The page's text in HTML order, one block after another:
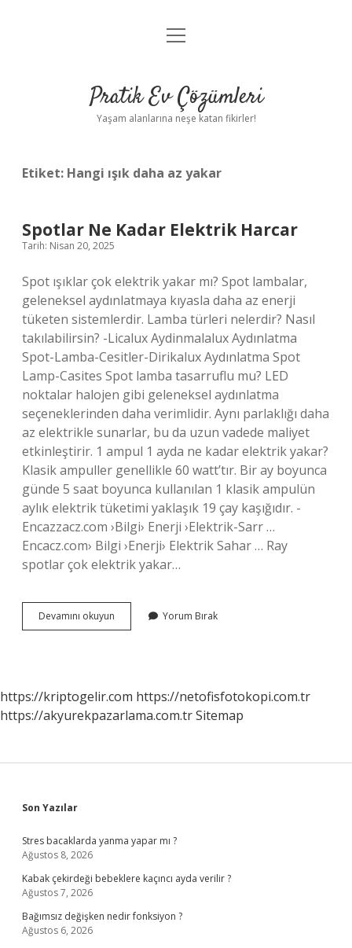
Anasayfa
Yasal Uyarı
menüyü
Pratik Ev Çözümleri
Yaşam alanlarına neşe katan fikirler!
Etiket: Hangi ışık daha az yakar
Spotlar Ne Kadar Elektrik Harcar
Tarih: Nisan 20, 2025
Spot ışıklar çok elektrik yakar mı? Spot lambalar,
geleneksel aydınlatmaya kıyasla daha az enerji
tüketen sistemlerdir. Lamba türleri nelerdir? Nasıl
takılabilirsin? -Licalux Aydinmalalux Aydınlatma
Spot-Lamba-Cesitler-Dirikalux Aydınlatma Spot
Lamp-Casites Spot lamba tasarruflu mu? LED
noktalar halojen gibi geleneksel aydınlatma
seçeneklerinden daha verimlidir. Aynı parlaklığı daha
az elektrikle sunarlar, bu da uzun vadede maliyet
etkinleştirir. 1 ampul 1 ayda ne kadar elektrik yakar?
Klasik ampuller genellikle 60 watt’tır. Bir ay boyunca
günde 5 saat boyunca kullanılan 1 klasik ampulün
aylık elektrik tüketimi yaklaşık 19 çay kaşığıdır. -
Encazzacz.com ›Bilgi› Enerji ›Elektrik-Sarr …
Encacz.com› Bilgi ›Enerji› Elektrik Sahar … Ray
spotlar çok elektrik yakar…
Devamını okuyun
Ne
Yorum Bırak
https://kriptogelir.com https://netofisfotokopi.com.tr
https://akyurekpazarlama.com.trSitemap
Sidebar
Son Yazılar
Stres bacaklarda yanma yapar mı ?
Ağustos 8, 2026
Kabak çekirdeği bebeklere kaçıncı ayda verilir ?
Ağustos 7, 2026
Bağımsız değişken nedir fonksiyon ?
Ağustos 6, 2026